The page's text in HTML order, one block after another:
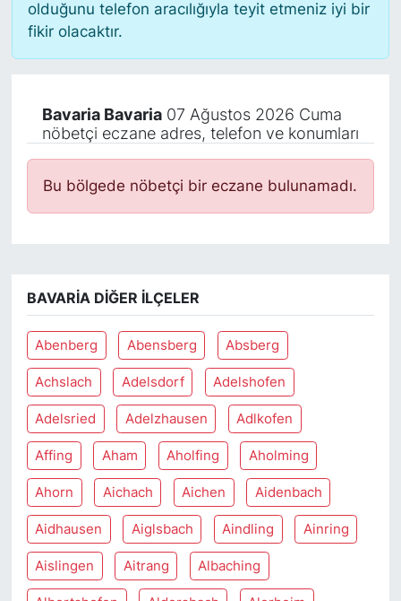
olduğunu telefon aracılığıyla teyit etmeniz iyi bir
fikir olacaktır.
Bavaria Bavaria07 Ağustos 2026 Cuma
nöbetçi eczane adres, telefon ve konumları
Bu bölgede nöbetçi bir eczane bulunamadı.
BAVARIA DIĞER İLÇELER
Abenberg Abensberg Absberg
Achslach Adelsdorf Adelshofen
Adelsried Adelzhausen Adlkofen
Affing Aham Aholfing Aholming
Ahorn Aichach Aichen Aidenbach
Aidhausen Aiglsbach Aindling Ainring
Aislingen Aitrang Albaching